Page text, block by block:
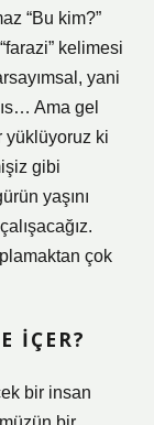
“Bu kim?”
kelimesi
yani
Ama gel
yüklüyoruz ki
gibi
yaşını
çok
İÇER?
bir insan